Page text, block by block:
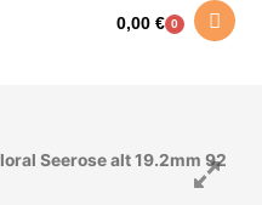
0,00 € 0
Warenkorb
Seerose alt 19.2mm 92